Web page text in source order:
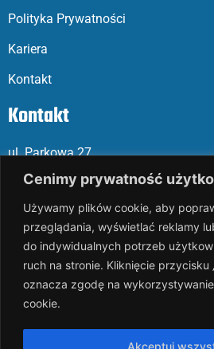
Cenimy prywatność
Używamy plików cookie, aby
przeglądania, wyświetlać reklamy
do indywidualnych potrzeb
ruch na stronie. Kliknięcie przycisku
oznacza zgodę na
cookie.
Akceptuj
Polityka Prywatności
Kariera
Kontakt
Kontakt
ul. Parkowa 27
05-120 Legionowo
Mail: slalp@slalp.com.pl
Telefon: 732 86 6 667 | 731 466 667
KRS 0000289744
NIP 536-18 3-07-25
REGON 1411
Rachunek bankowy: PKO BP 17 10